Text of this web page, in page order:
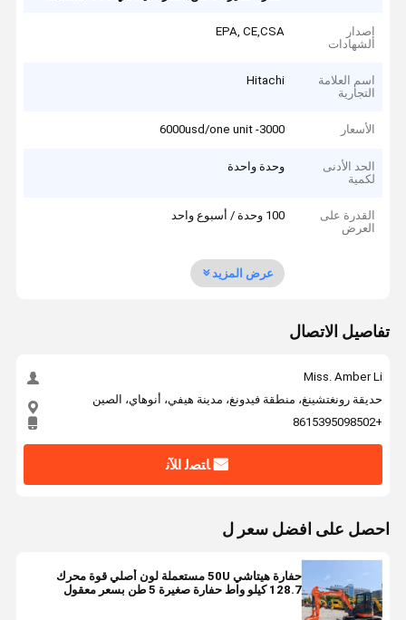
إصدار
الشهادات
EPA, CE,CSA
اسم العلامة
التجارية
Hitachi
الأسعار 3000- 6000usd/one unit
الحد الأدنى
لكمية
وحدة واحدة
القدرة على
العرض
100 وحدة / أسبوع واحد
عرض المزيد
تفاصيل الاتصال
Miss. Amber Li
حديقة رونغتشينغ، منطقة فيدونغ، مدينة هيفي، أنوهاي، الصين
+8615395098502
ﺎﺘﺼﻟ ﺍﻶﻧ
احصل على افضل سعر ل
حفارة هيتاشي 50U مستعملة لون أصلي قوة محرك
128.7 كيلو واط حفارة صغيرة 5 طن بسعر معقول